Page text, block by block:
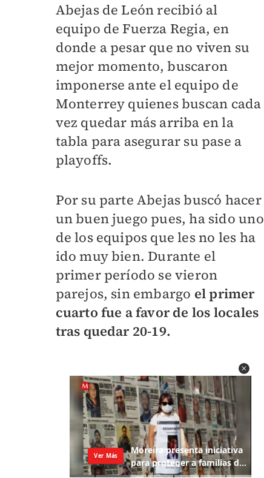
Abejas de León recibió al
equipo de Fuerza Regia, en
donde a pesar que no viven su
mejor momento, buscaron
imponerse ante el equipo de
Monterrey quienes buscan cada
vez quedar más arriba en la
tabla para asegurar su pase a
playoffs.
Por su parte Abejas buscó hacer
un buen juego pues, ha sido uno
de los equipos que les no les ha
ido muy bien. Durante el
primer período se vieron
parejos, sin embargo el primer
cuarto fue a favor de los locales
tras quedar 20-19.